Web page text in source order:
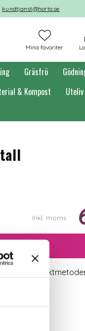
kundtjanst@horto.se
Mina favoriter
Gräsfrö
& Kompost Uteliv
Inkl. moms:
Valbara